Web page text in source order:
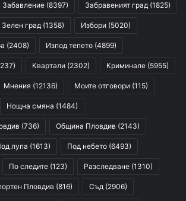
Забавление (8397) Забравеният град (1825)
Зелен град (1358) Избори (5020)
(2408) Изпод тепето (4899)
Квартали (2302) Криминале (5955)
Мнения (12136) Моите отговори (115)
Нощна смяна (1484)
(736) Община Пловдив (2143)
лупа (1613) Под небето (6493)
По следите (123) Разследване (1310)
Пловдив (816) Съд (2906)